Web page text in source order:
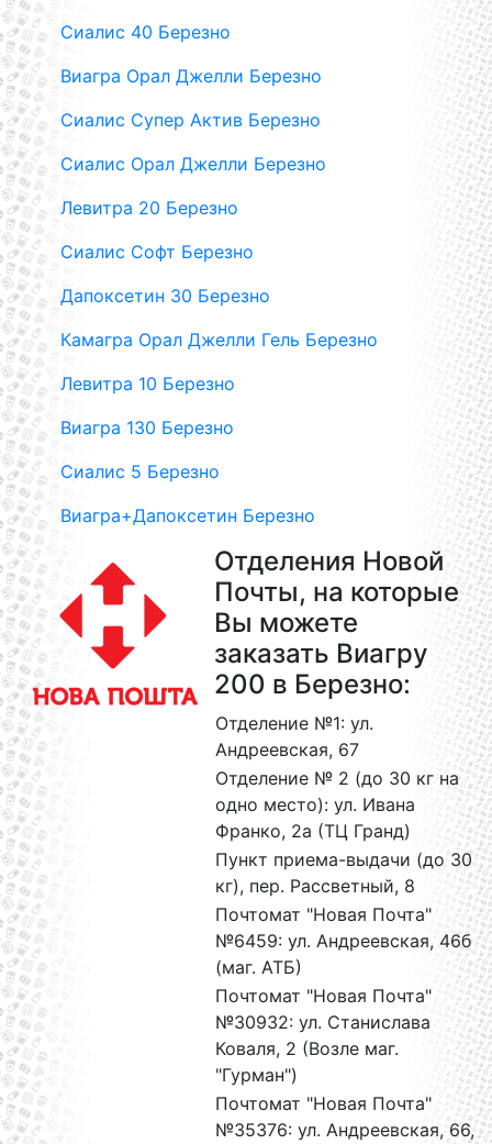
Сиалис 40 Березно
Виагра Орал Джелли Березно
Сиалис Супер Актив Березно
Сиалис Орал Джелли Березно
Левитра 20 Березно
Сиалис Софт Березно
Дапоксетин 30 Березно
Камагра Орал Джелли Гель Березно
Левитра 10 Березно
Виагра 130 Березно
Сиалис 5 Березно
Виагра+Дапоксетин Березно
Отделения Новой
Почты, на которые
Вы можете
заказать Виагру
200 в Березно:
Отделение №1: ул.
Андреевская, 67
Отделение № 2 (до 30 кг на
одно место): ул. Ивана
Франко, 2а (ТЦ Гранд)
Пункт приема-выдачи (до 30
кг), пер. Рассветный, 8
Почтомат "Новая Почта"
№6459: ул. Андреевская, 46б
(маг. АТБ)
Почтомат "Новая Почта"
№30932: ул. Станислава
Коваля, 2 (Возле маг.
"Гурман")
Почтомат "Новая Почта"
№35376: ул. Андреевская, 66,